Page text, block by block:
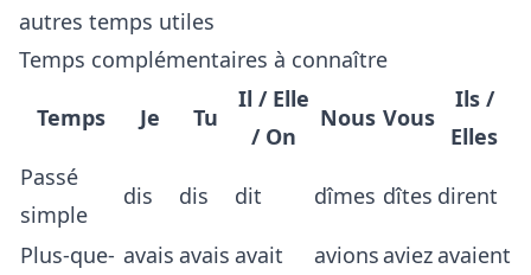
autres temps utiles
Temps complémentaires à connaître
Temps Je Tu
Il / Elle
/ On
Nous Vous
Ils /
Elles
Passé
simple
dis dis dit dîmes dîtes dirent
Plus-que- avais avais avait
avions aviez avaient